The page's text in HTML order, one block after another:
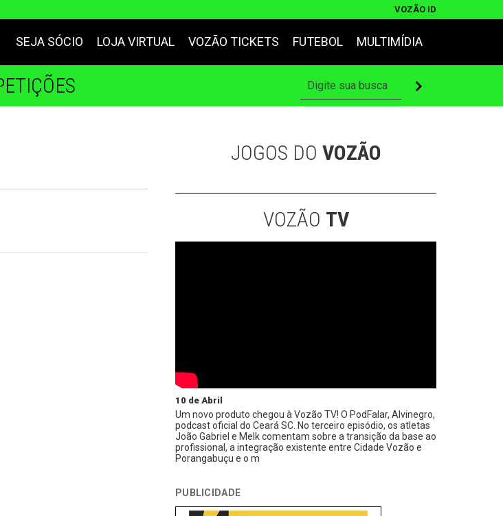
VOZÃO ID
SEJA SÓCIO LOJA VIRTUAL VOZÃO TICKETS FUTEBOL MULTIMÍDIA
JOGOS DO VOZÃO
VOZÃO TV
10 de Abril
Um novo produto chegou à Vozão TV! O PodFalar, Alvinegro,
podcast oficial do Ceará SC. No terceiro episódio, os atletas
João Gabriel e Melk comentam sobre a transição da base ao
profissional, a integração existente entre Cidade Vozão e
Porangabuçu e o m
PUBLICIDADE